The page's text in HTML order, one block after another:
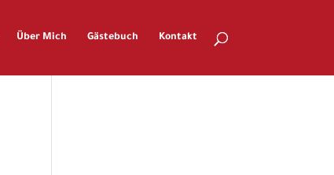
Über Mich Gästebuch Kontakt